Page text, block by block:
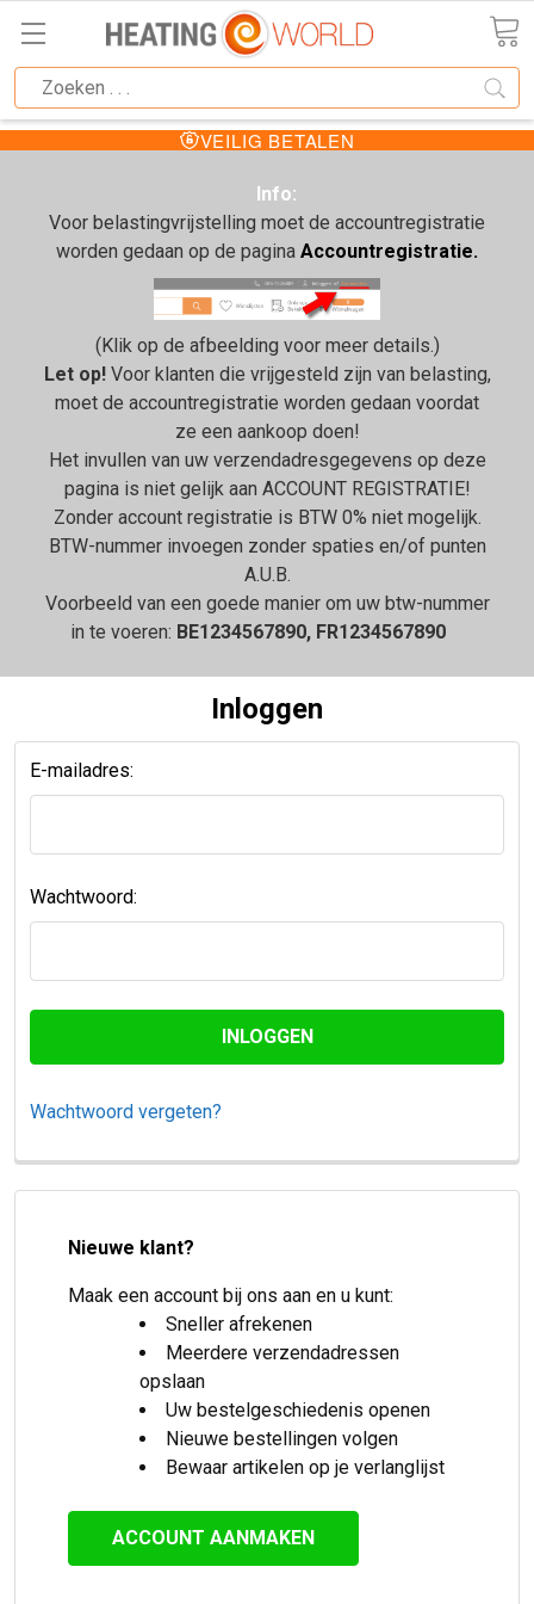
VEILIG BETALEN
Info:
Voor belastingvrijstelling moet de accountregistratie
worden gedaan op de pagina Accountregistratie.
(Klik op de afbeelding voor meer details.)
Let op!Voor klanten die vrijgesteld zijn van belasting,
moet de accountregistratie worden gedaan voordat
ze een aankoop doen!
Het invullen van uw verzendadresgegevens op deze
pagina is niet gelijk aan ACCOUNT REGISTRATIE!
Zonder account registratie is BTW 0% niet mogelijk.
BTW-nummer invoegen zonder spaties en/of punten
A.U.B.
Voorbeeld van een goede manier om uw btw-nummer
in te voeren: BE1234567890, FR1234567890
Inloggen
E-mailadres:
Wachtwoord:
Wachtwoord vergeten?
Nieuwe klant?
Maak een account bij ons aan en u kunt:
Sneller afrekenen
Meerdere verzendadressen
opslaan
Uw bestelgeschiedenis openen
Nieuwe bestellingen volgen
Bewaar artikelen op je verlanglijst
ACCOUNT AANMAKEN